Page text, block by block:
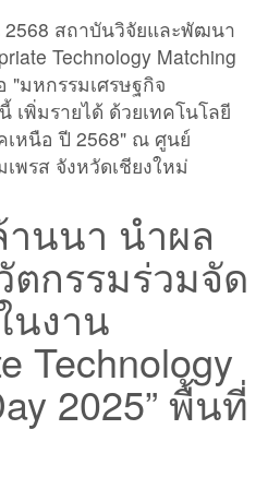
สถาบันวิจัยและพัฒนา
Technology Matching
"มหกรรมเศรษฐกิจ
เพิ่มรายได้ ด้วยเทคโนโลยี
หนือ ปี 2568" ณ ศูนย์
พรส จังหวัดเชียงใหม่
นนา นำผล
ตกรรมร่วมจัด
นงาน
Technology
2025” พื้นที่